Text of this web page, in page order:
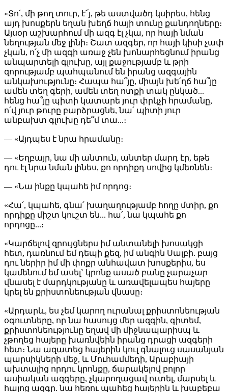
«Տո՛, մի թող տուր, է՜յ, թե աստվածդ կսիրես, հենց
այդ խոսքերն եղան խեղճ հայի տունը քանդողները։
Այսօր աշխարհում մի ազգ էլ չկա, որ հայի նման
նեղության մեջ լինի։ Շատ ազգեր, որ հայի կիսի չափ
չկան, ո՛չ մի ազգի առաջ չեն խոնարհեցնում իրանց
անպարտելի գլուխը, այլ քաջությամբ և թրի
զորությամբ պահպանում են իրանց ազգային
անկախությունը։ Հապա հա՞յը, միայն խե՛ղճ հա՞յը
ամեն տեղ գերի, ամեն տեղ ոտքի տակ ընկած...
հենց հա՞յը պիտի կատարե յուր փրկչի հրամանը,
ո՛վ յուր թուրը բարձրացնե, նա՛ պիտի յուր
անբախտ գլուխը դե՞մ տա...։
— «Այդպես է նրա հրամանը։
— «Եղբայր, նա մի անտուն, անտեր մարդ էր, եթե
դու էլ նրա նման լինես, քո որդիքդ սովից կմեռնեն։
— «Նա ինքը կպահե իմ որդոց։
«Հա՛, կպահե, գնա՛ խաղաղությամբ հողը մտիր, քո
որդիքը միշտ կուշտ են... հա՛, նա կպահե քո
որդոցը...։
«Կարճելով զրույցներս իմ անտանելի խոսակցի
հետ, դառնում եմ դեպի քեզ, իմ անգին Սալբի. բայց
դու ներիր իմ մի փոքր անհավատ խոսքերիս, ես
կամենում եմ ասել` կրոնք ասած բանը չարաչար
վնասել է մարդկությանը և առավելապես հայերը
կրել են քրիստոնեության վնասը։
«Արդարև, ես չեմ կարող ուրանալ քրիստոնեության
օգուտները, որ նա հասույց մեր ազգին, գիտեմ,
քրիստոնեությունը եղավ մի միջնապարիսպ և
չթողեց հայերը խառնվեին իրանց դրացի ազգերի
հետ։ Նա ազատեց հայերին կուլ գնալուց սասանյան
պարսիկների մեջ, և Մուհամմեդի, Արաբիայի
ախտալից որդու կրոնքը, ճարակելով բոլոր
ասիական ազգերը, չկարողացավ ուտել, մարսել և
հայոց ազգը. նա հեռու պահեց հայերին և խաբեբա